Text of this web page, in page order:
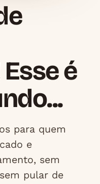
é
para quem
e
sem
pular de